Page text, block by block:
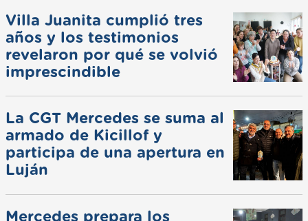
Villa Juanita cumplió tres
años y los testimonios
revelaron por qué se volvió
imprescindible
La CGT Mercedes se suma al
armado de Kicillof y
participa de una apertura en
Luján
Mercedes prepara los